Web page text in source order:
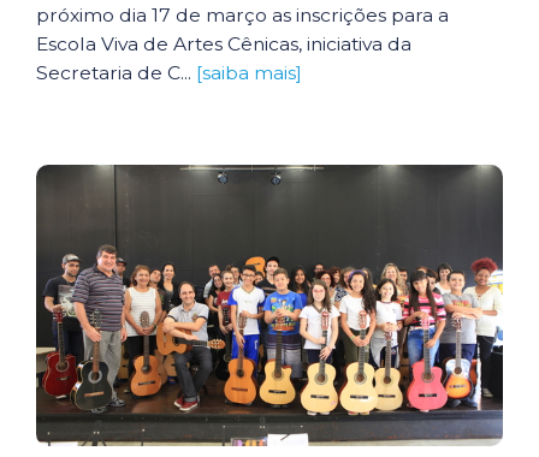
próximo dia 17 de março as inscrições para a
Escola Viva de Artes Cênicas, iniciativa da
Secretaria de C... [saiba mais]